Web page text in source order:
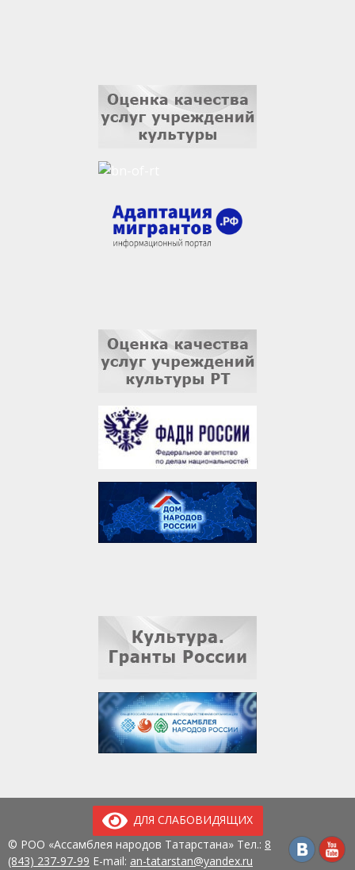
ДЛЯ СЛАБОВИДЯЩИХ
© РОО «Ассамблея народов Татарстана» Тел.: 8
(843) 237-97-99 E-mail: an-tatarstan@yandex.ru